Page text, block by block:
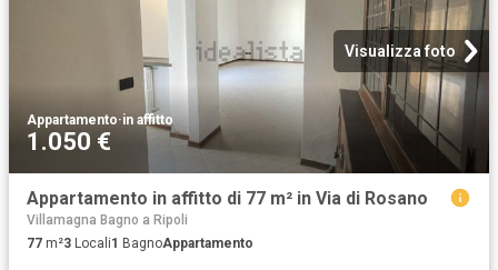
Visualizza foto
Appartamento·in affitto
1.050 €
Appartamento in affitto di 77 m² in Via di Rosano
Villamagna Bagno a Ripoli
77 m²3 Locali1 BagnoAppartamento